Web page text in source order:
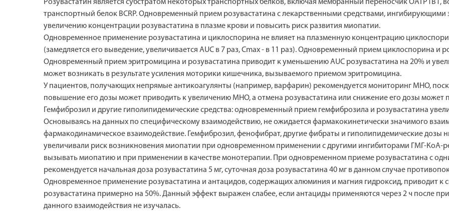
Розувастатин является субстратом некоторых транспортных белков, включая мембранный переносчик ОАТР1В1,
транспортный белок BCRP. Одновременный прием розувастатина с лекарственными средствами, ингибирующими
увеличению концентрации розувастатина в плазме крови и повысить риск развития миопатии.
Одновременное применение розувастатина и циклоспорина не влияет на плазменную концентрацию
(замедляется его выведение, увеличивается AUC в 7 раз, Cmax - в 11 раз). Одновременный прием циклоспорина и
Одновременный прием эритромицина и розувастатина приводит к уменьшению AUC розувастатина на 20% и
может возникать в результате усиления моторики кишечника, вызываемого приемом эритромицина.
У пациентов, получающих непрямые антикоагулянты (например, варфарин) рекомендуется мониторинг MHO,
повышение его дозы может приводить к увеличению MHO, а отмена розувастатина или снижение его дозы может
Гемфиброзил и другие гиполипидемические средства: одновременный прием гемфиброзила и розувастатина
Основываясь на данных по специфическому взаимодействию, не ожидается фармакокинетически значимого
фармакодинамическое взаимодействие. Гемфиброзил, фенофибрат, другие фибраты и гиполипидемические дозы
увеличивали риск возникновения миопатии при одновременном применении с другими ингибиторами ГМГ-КоА-
вызывать миопатию и при применении в качестве монотерапии. При одновременном приеме розувастатина с
рекомендуется начальная доза розувастатина 5 мг, суточная доза розувастатина 40 мг в данном случае
Одновременное применение розувастатина и антацидов, содержащих алюминия и магния гидроксид, приводит
розувастатина примерно на 50%. Данный эффект выражен слабее, если антациды применяются через 2 ч после
данного взаимодействия не изучалась.